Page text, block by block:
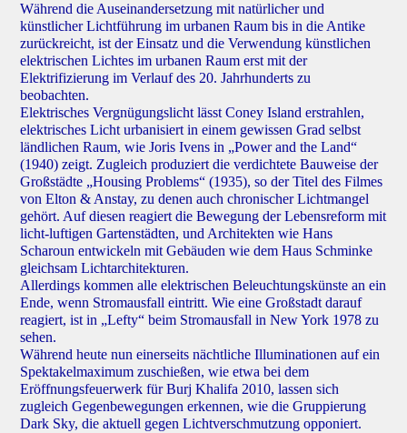
Während die Auseinandersetzung mit natürlicher und
künstlicher Lichtführung im urbanen Raum bis in die Antike
zurückreicht, ist der Einsatz und die Verwendung künstlichen
elektrischen Lichtes im urbanen Raum erst mit der
Elektrifizierung im Verlauf des 20. Jahrhunderts zu
beobachten.
Elektrisches Vergnügungslicht lässt Coney Island erstrahlen,
elektrisches Licht urbanisiert in einem gewissen Grad selbst
ländlichen Raum, wie Joris Ivens in „Power and the Land“
(1940) zeigt. Zugleich produziert die verdichtete Bauweise der
Großstädte „Housing Problems“ (1935), so der Titel des Filmes
von Elton & Anstay, zu denen auch chronischer Lichtmangel
gehört. Auf diesen reagiert die Bewegung der Lebensreform mit
licht-luftigen Gartenstädten, und Architekten wie Hans
Scharoun entwickeln mit Gebäuden wie dem Haus Schminke
gleichsam Lichtarchitekturen.
Allerdings kommen alle elektrischen Beleuchtungskünste an ein
Ende, wenn Stromausfall eintritt. Wie eine Großstadt darauf
reagiert, ist in „Lefty“ beim Stromausfall in New York 1978 zu
sehen.
Während heute nun einerseits nächtliche Illuminationen auf ein
Spektakelmaximum zuschießen, wie etwa bei dem
Eröffnungsfeuerwerk für Burj Khalifa 2010, lassen sich
zugleich Gegenbewegungen erkennen, wie die Gruppierung
Dark Sky, die aktuell gegen Lichtverschmutzung opponiert.